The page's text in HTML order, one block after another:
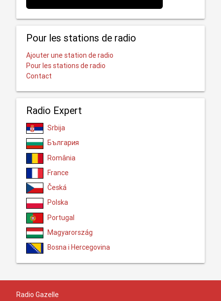
Pour les stations de radio
Ajouter une station de radio
Pour les stations de radio
Contact
Radio Expert
Srbija
България
România
France
Česká
Polska
Portugal
Magyarország
Bosna i Hercegovina
Radio Gazelle